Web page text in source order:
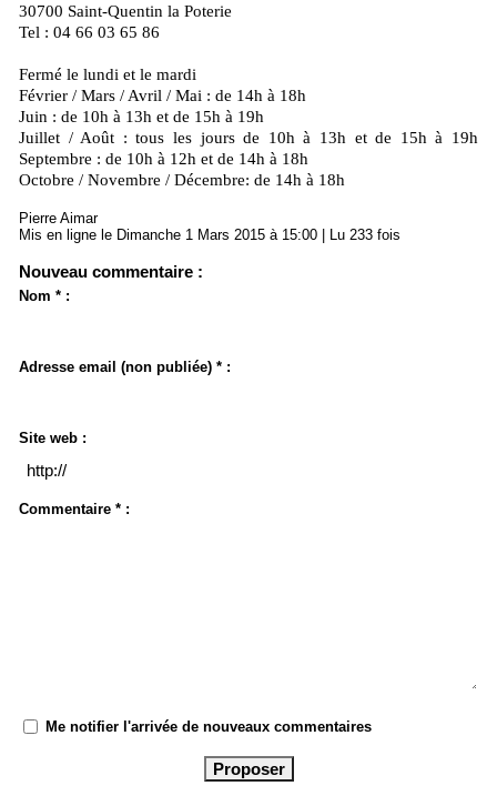
30700 Saint-Quentin la Poterie
Tel : 04 66 03 65 86
Fermé le lundi et le mardi
Février / Mars / Avril / Mai : de 14h à 18h
Juin : de 10h à 13h et de 15h à 19h
Juillet / Août : tous les jours de 10h à 13h et de 15h à 19h
Septembre : de 10h à 12h et de 14h à 18h
Octobre / Novembre / Décembre: de 14h à 18h
Pierre Aimar
Mis en ligne le Dimanche 1 Mars 2015 à 15:00 | Lu 233 fois
Nouveau commentaire :
Nom * :
Adresse email (non publiée) * :
Site web :
Commentaire * :
Me notifier l'arrivée de nouveaux commentaires